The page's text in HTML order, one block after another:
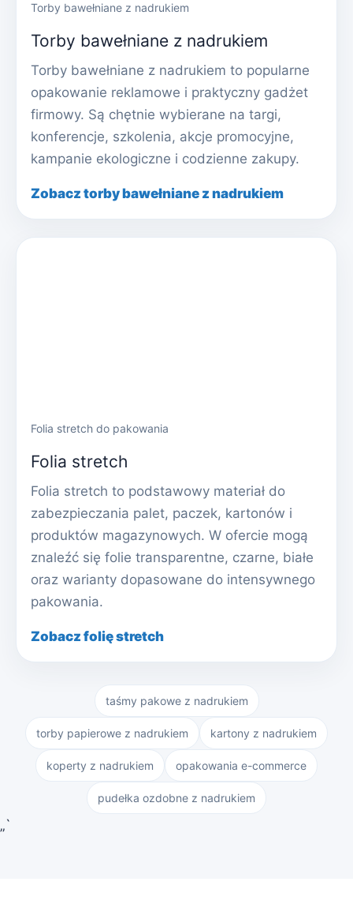
Torby bawełniane z nadrukiem
Torby bawełniane z nadrukiem
Torby bawełniane z nadrukiem to popularne
opakowanie reklamowe i praktyczny gadżet
firmowy. Są chętnie wybierane na targi,
konferencje, szkolenia, akcje promocyjne,
kampanie ekologiczne i codzienne zakupy.
Zobacz torby bawełniane z nadrukiem
Folia stretch do pakowania
Folia stretch
Folia stretch to podstawowy materiał do
zabezpieczania palet, paczek, kartonów i
produktów magazynowych. W ofercie mogą
znaleźć się folie transparentne, czarne, białe
oraz warianty dopasowane do intensywnego
pakowania.
Zobacz folię stretch
taśmy pakowe z nadrukiem
torby papierowe z nadrukiem kartony z nadrukiem
koperty z nadrukiem opakowania e-commerce
pudełka ozdobne z nadrukiem
„`